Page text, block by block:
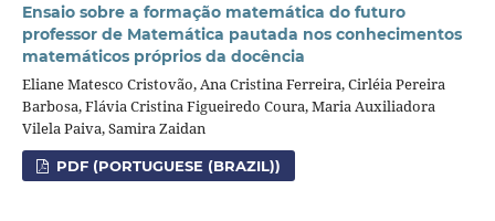
Ensaio sobre a formação matemática do futuro
professor de Matemática pautada nos conhecimentos
matemáticos próprios da docência
Eliane Matesco Cristovão, Ana Cristina Ferreira, Cirléia Pereira
Barbosa, Flávia Cristina Figueiredo Coura, Maria Auxiliadora
Vilela Paiva, Samira Zaidan
PDF (PORTUGUESE (BRAZIL))